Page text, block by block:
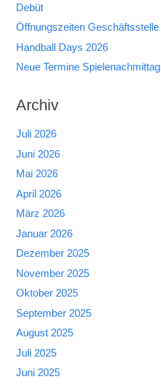
Debüt
Öffnungszeiten Geschäftsstelle
Handball Days 2026
Neue Termine Spielenachmittag
Archiv
Juli 2026
Juni 2026
Mai 2026
April 2026
März 2026
Januar 2026
Dezember 2025
November 2025
Oktober 2025
September 2025
August 2025
Juli 2025
Juni 2025